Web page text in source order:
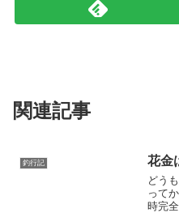
関連記事
釣行記 花金
どう
って
時完